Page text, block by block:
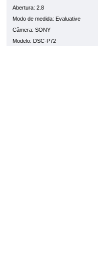
Abertura: 2.8
Modo de medida: Evaluative
Câmera: SONY
Modelo: DSC-P72